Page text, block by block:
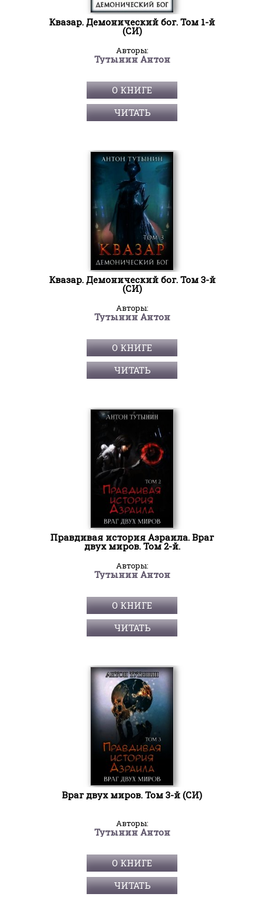
Квазар. Демонический бог. Том 1-й
(СИ)
Авторы:
Тутынин Антон
О КНИГЕ
ЧИТАТЬ
Квазар. Демонический бог. Том 3-й
(СИ)
Авторы:
Тутынин Антон
О КНИГЕ
ЧИТАТЬ
Правдивая история Азраила. Враг
двух миров. Том 2-й.
Авторы:
Тутынин Антон
О КНИГЕ
ЧИТАТЬ
Враг двух миров. Том 3-й (СИ)
Авторы:
Тутынин Антон
О КНИГЕ
ЧИТАТЬ